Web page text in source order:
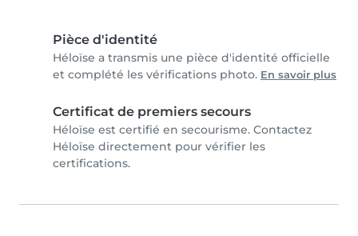
Pièce d'identité
Héloïse a transmis une pièce d'identité officielle
et complété les vérifications photo. En savoir plus
Certificat de premiers secours
Héloïse est certifié en secourisme. Contactez
Héloïse directement pour vérifier les
certifications.